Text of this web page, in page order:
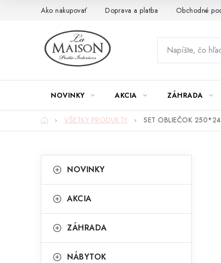
Ako nakupovať Doprava a platba Obchodné
NOVINKY AKCIA ZÁHRADA
DomovVŠETKY PRODUKTY SET OBLIEČOK
o
n
ý
kategórie
a
e
ó
NOVINKY
AKCIA
ZÁHRADA
NÁBYTOK